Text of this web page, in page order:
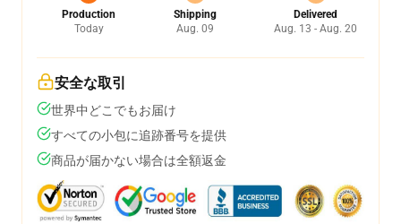
Production
Today
Shipping
Aug. 09
Delivered
Aug. 13 - Aug. 20
安全な取引
世界中どこでもお届け
すべての小包に追跡番号を提供
商品が届かない場合は全額返金